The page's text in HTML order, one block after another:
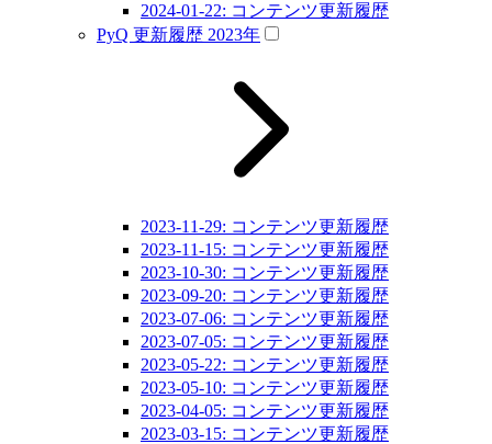
2024-01-22: コンテンツ更新履歴
PyQ 更新履歴 2023年
2023-11-29: コンテンツ更新履歴
2023-11-15: コンテンツ更新履歴
2023-10-30: コンテンツ更新履歴
2023-09-20: コンテンツ更新履歴
2023-07-06: コンテンツ更新履歴
2023-07-05: コンテンツ更新履歴
2023-05-22: コンテンツ更新履歴
2023-05-10: コンテンツ更新履歴
2023-04-05: コンテンツ更新履歴
2023-03-15: コンテンツ更新履歴